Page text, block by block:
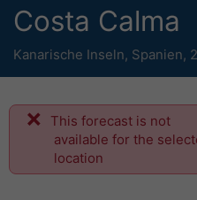
Costa Calma
Kanarische Inseln, Spanien,
This forecast is not
available for the
location